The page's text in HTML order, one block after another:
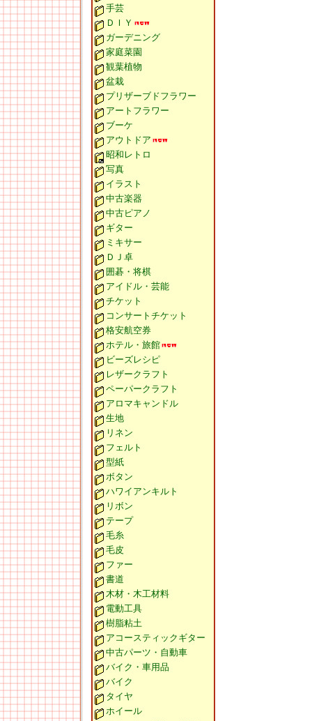
手芸
ＤＩＹ
ガーデニング
家庭菜園
観葉植物
盆栽
プリザーブドフラワー
アートフラワー
ブーケ
アウトドア
昭和レトロ
写真
イラスト
中古楽器
中古ピアノ
ギター
ミキサー
ＤＪ卓
囲碁・将棋
アイドル・芸能
チケット
コンサートチケット
格安航空券
ホテル・旅館
ビーズレシピ
レザークラフト
ペーパークラフト
アロマキャンドル
生地
リネン
フェルト
型紙
ボタン
ハワイアンキルト
リボン
テープ
毛糸
毛皮
ファー
書道
木材・木工材料
電動工具
樹脂粘土
アコースティックギター
中古パーツ・自動車
バイク・車用品
バイク
タイヤ
ホイール